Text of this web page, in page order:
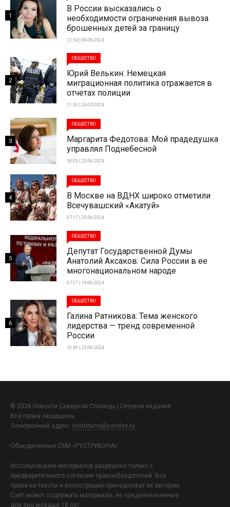
В России высказались о
необходимости ограничения вывоза
брошенных детей за границу
12:54 | 09-08-2024
1
ОБЩЕСТВО
Юрий Велькин: Немецкая
миграционная политика отражается в
отчетах полиции
11:26 | 24-05-2024
2
ОБЩЕСТВО
Маргарита Федотова: Мой прадедушка
управлял Поднебесной
18:03 | 23-06-2024
3
ОБЩЕСТВО
В Москве на ВДНХ широко отметили
Всечувашский «Акатуй»
07:17 | 20-06-2024
4
ОБЩЕСТВО
Депутат Государственной Думы
Анатолий Аксаков: Сила России в ее
многонациональном народе
07:27 | 19-06-2024
5
ОБЩЕСТВО
Галина Ратникова: Тема женского
лидерства — тренд современной
России
16:36 | 23-06-2024
6
© 2026 Новости Северной Столицы | Сетевое издание.
Все права защищены.
Электронный адрес: rustribuna@yandex.ru
Объединенные СМИ «РУСТРИБУНА»
Использование материалов разрешено только с
предварительного согласия правообладателей. Все
права на тексты и иллюстрации принадлежат их авторам.
Сайт может содержать материалы, не предназначенные
для лиц младше 18 лет.